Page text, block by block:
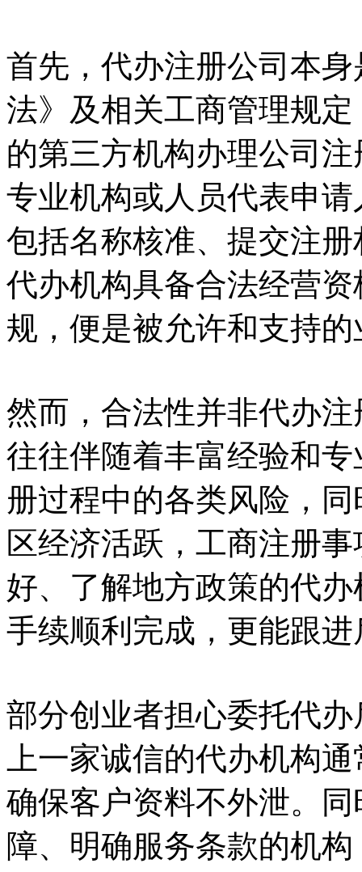
首先，代办注册公司本
法》及相关工商管理规
的第三方机构办理公司
专业机构或人员代表申
包括名称核准、提交注
代办机构具备合法经营
规，便是被允许和支持
然而，合法性并非代办
往往伴随着丰富经验和
册过程中的各类风险，
区经济活跃，工商注册
好、了解地方政策的代
手续顺利完成，更能跟
部分创业者担心委托代
上一家诚信的代办机构
确保客户资料不外泄。
障、明确服务条款的机